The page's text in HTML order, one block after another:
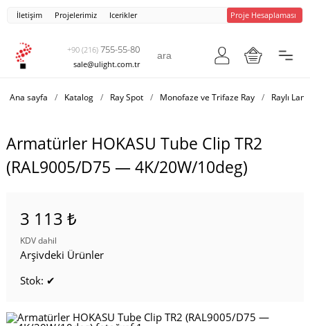
İletişim Projelerimiz Icerikler Proje Hesaplaması
+90 (216) 755-55-80
sale@ulight.com.tr
Ana sayfa / Katalog / Ray Spot / Monofaze ve Trifaze Ray / Raylı
Armatürler HOKASU Tube Clip TR2
(RAL9005/D75 — 4K/20W/10deg)
3 113 ₺
KDV dahil
Arşivdeki Ürünler
Stok: ✔